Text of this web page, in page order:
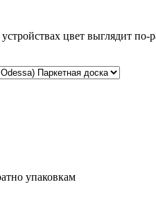
цвет выглядит
упаковкам